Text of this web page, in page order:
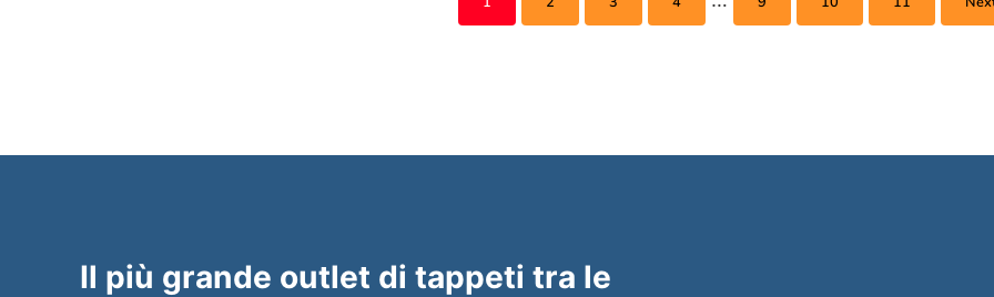
Il più grande outlet di tappeti tra le